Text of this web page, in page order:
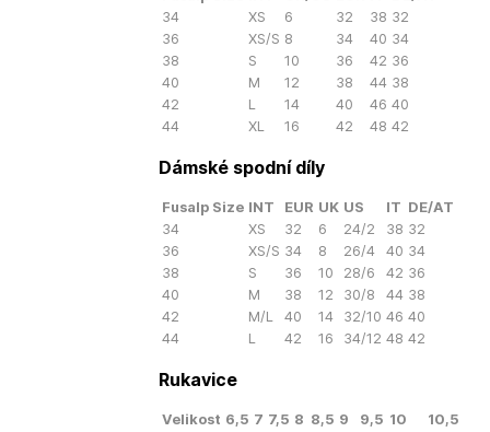
34
XS 6 32 38 32
36
XS/S 8 34 40 34
38
S 10 36 42 36
40
M 12 38 44 38
42
L 14 40 46 40
44
XL 16 42 48 42
Dámské spodní díly
Fusalp Size INT EUR UK US IT DE/AT
34
XS 32 6 24/2 38 32
36
XS/S 34 8 26/4 40 34
38
S 36 10 28/6 42 36
40
M 38 12 30/8 44 38
42
M/L 40 14 32/10 46 40
44
L 42 16 34/12 48 42
Rukavice
Velikost 6,5 7 7,5 8 8,5 9 9,5 10
10,5